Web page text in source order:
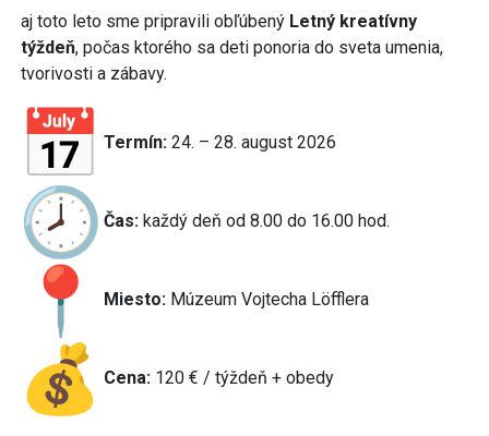
aj toto leto sme pripravili obľúbený Letný kreatívny
týždeň, počas ktorého sa deti ponoria do sveta umenia,
tvorivosti a zábavy.
Termín: 24. – 28. august 2026
Čas: každý deň od 8.00 do 16.00 hod.
Miesto: Múzeum Vojtecha Löfflera
Cena: 120 € / týždeň + obedy